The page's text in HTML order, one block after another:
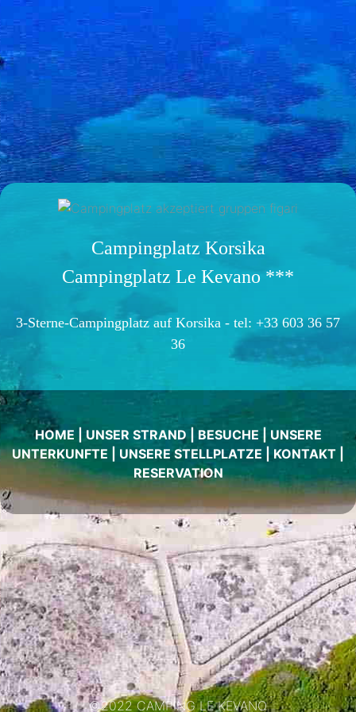
Campingplatz Korsika
Campingplatz Le Kevano ***
3-Sterne-Campingplatz auf Korsika - tel: +33 603 36 57
36
HOME UNSER STRAND BESUCHE
UNSERE
UNTERKUNFTE
UNSERE STELLPLATZE |KONTAKT
RESERVATION
©2022 CAMPING LE KEVANO